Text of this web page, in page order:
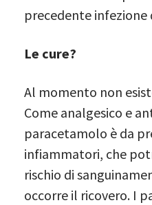
precedente infezione
Le cure?
Al momento non
Come analgesico e
paracetamolo è da
infiammatori, che
rischio di
occorre il ricovero. I